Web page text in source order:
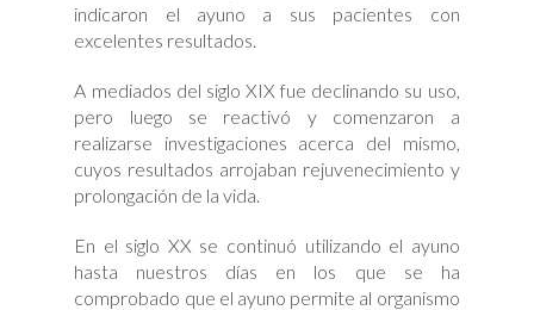
indicaron el ayuno a sus pacientes con
excelentes resultados.
A mediados del siglo XIX fue declinando su uso,
pero luego se reactivó y comenzaron a
realizarse investigaciones acerca del mismo,
cuyos resultados arrojaban rejuvenecimiento y
prolongación de la vida.
En el siglo XX se continuó utilizando el ayuno
hasta nuestros días en los que se ha
comprobado que el ayuno permite al organismo